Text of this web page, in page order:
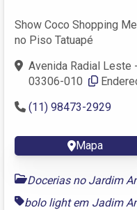
Show Coco Shopping
no Piso Tatuapé
Avenida Radial Leste
03306-010 ‎
(11) 98473-2929
Mapa
Docerias no Jardim
bolo light em Jadim